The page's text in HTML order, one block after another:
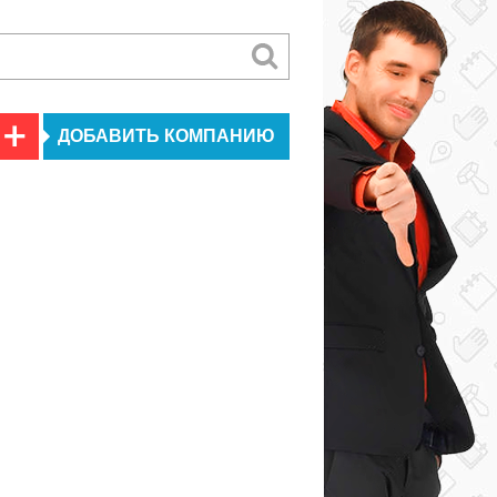
ДОБАВИТЬ КОМПАНИЮ